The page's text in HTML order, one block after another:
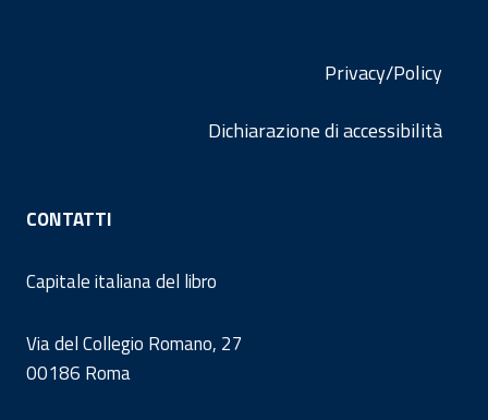
Privacy/Policy
Dichiarazione di accessibilità
CONTATTI
Capitale italiana del libro
Via del Collegio Romano, 27
00186 Roma